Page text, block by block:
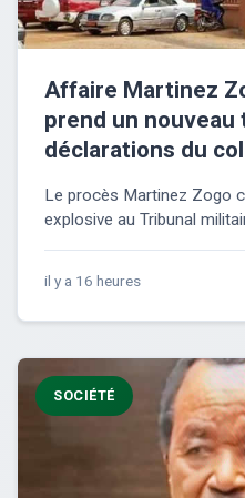
Affaire Martinez
prend un
déclarations du
Le procès Martinez Zogo
explosive au Tribunal
il y a 16 heures
SOCIÉTÉ